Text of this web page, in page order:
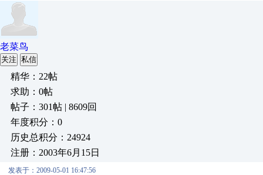
老菜鸟
关注 私信
精华：22帖
求助：0帖
帖子：301帖 | 8609回
年度积分：0
历史总积分：24924
注册：2003年6月15日
发表于：2009-05-01 16:47:56